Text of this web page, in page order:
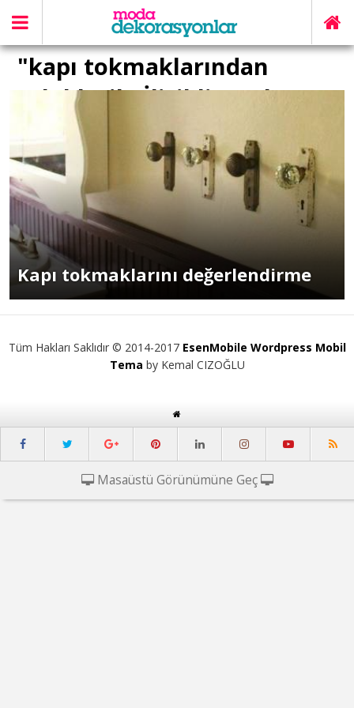
"kapı tokmaklarından
askılık" ile İlişikli yazılar
Kapı tokmaklarını değerlendirme
Tüm Hakları Saklıdır © 2014-2017 EsenMobile Wordpress Mobil
Tema by Kemal CIZOĞLU
Masaüstü Görünümüne Geç